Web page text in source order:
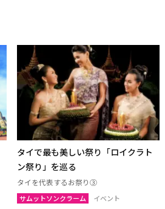
タイで最も美しい祭り「ロイクラト
ン祭り」を巡る
タイを代表するお祭り③
サムットソンクラーム イベント